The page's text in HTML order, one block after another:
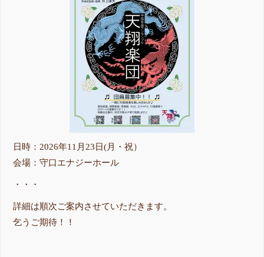
日時：2026年11月23日(月・祝）
会場：守口エナジーホール
・・・
詳細は順次ご案内させていただきます。
乞うご期待！！